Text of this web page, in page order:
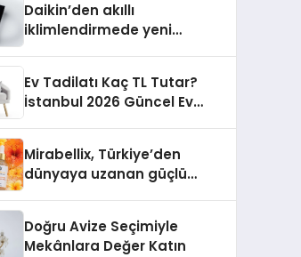
Daikin’den akıllı
iklimlendirmede yeni
Ev Tadilatı Kaç TL Tutar?
İstanbul 2026 Güncel Ev
Mirabellix, Türkiye’den
dünyaya uzanan güçlü
Doğru Avize Seçimiyle
Mekânlara Değer Katın